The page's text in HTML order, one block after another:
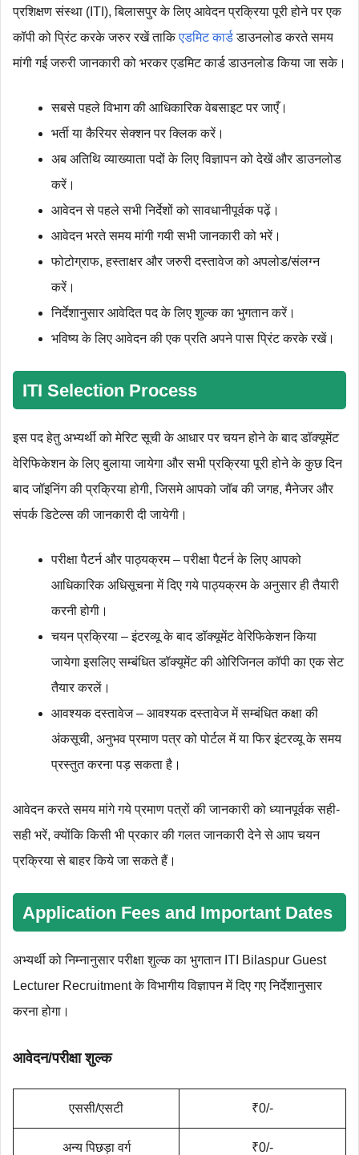
प्रशिक्षण संस्था (ITI), बिलासपुर के लिए आवेदन प्रक्रिया पूरी होने पर एक
कॉपी को प्रिंट करके जरुर रखें ताकिएडमिट कार्डडाउनलोड करते समय
मांगी गई जरुरी जानकारी को भरकर एडमिट कार्ड डाउनलोड किया जा सके।
सबसे पहले विभाग की आधिकारिक वेबसाइट पर जाएँ।
भर्ती या कैरियर सेक्शन पर क्लिक करें।
अब अतिथि व्याख्याता पदों के लिए विज्ञापन को देखें और डाउनलोड
करें।
आवेदन से पहले सभी निर्देशों को सावधानीपूर्वक पढ़ें।
आवेदन भरते समय मांगी गयी सभी जानकारी को भरें।
फोटोग्राफ, हस्ताक्षर और जरुरी दस्‍तावेज को अपलोड/संलग्न
करें।
निर्देशानुसार आवेदित पद के लिए शुल्‍क का भुगतान करें।
भविष्‍य के लिए आवेदन की एक प्रति अपने पास प्रिंट करके रखें।
ITI Selection Process
इस पद हेतु अभ्यर्थी को मेरिट सूची के आधार पर चयन होने के बाद डॉक्यूमेंट
वेरिफिकेशन के लिए बुलाया जायेगा और सभी प्रक्रिया पूरी होने के कुछ दिन
बाद जॉइनिंग की प्रक्रिया होगी, जिसमे आपको जॉब की जगह, मैनेजर और
संपर्क डिटेल्स की जानकारी दी जायेगी।
परीक्षा पैटर्न और पाठ्यक्रम – परीक्षा पैटर्न के लिए आपको
आधिकारिक अधिसूचना में दिए गये पाठ्यक्रम के अनुसार ही तैयारी
करनी होगी।
चयन प्रक्रिया – इंटरव्यू के बाद डॉक्यूमेंट वेरिफिकेशन किया
जायेगा इसलिए सम्बंधित डॉक्यूमेंट की ओरिजिनल कॉपी का एक सेट
तैयार करलें।
आवश्यक दस्तावेज – आवश्यक दस्तावेज में सम्बंधित कक्षा की
अंकसूची, अनुभव प्रमाण पत्र को पोर्टल में या फिर इंटरव्यू के समय
प्रस्तुत करना पड़ सकता है।
आवेदन करते समय मांगे गये प्रमाण पत्रों की जानकारी को ध्यानपूर्वक सही-
सही भरें, क्योंकि किसी भी प्रकार की गलत जानकारी देने से आप चयन
प्रक्रिया से बाहर किये जा सकते हैं।
Application Fees and Important Dates
अभ्यर्थी को निम्‍नानुसार परीक्षा शुल्‍क का भुगतान ITI Bilaspur Guest
Lecturer Recruitment के विभागीय विज्ञापन में दिए गए निर्देशानुसार
करना होगा।
आवेदन/परीक्षा शुल्क
एससी/एसटी ₹0/-
अन्य पिछड़ा वर्ग ₹0/-